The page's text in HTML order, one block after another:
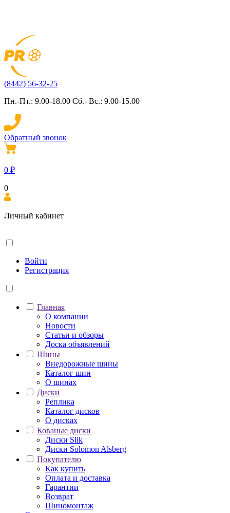
(8442) 56-32-25
Пн.-Пт.: 9.00-18.00 Сб.- Вс.: 9.00-15.00
Обратный звонок
0 ₽
0
Личный кабинет
Войти
Регистрация
Главная
О компании
Новости
Статьи и обзоры
Доска объявлений
Шины
Внедорожные шины
Каталог шин
О шинах
Диски
Реплика
Каталог дисков
О дисках
Кованые диски
Диски Slik
Диски Solomon Alsberg
Покупателю
Как купить
Оплата и доставка
Гарантии
Возврат
Шиномонтаж